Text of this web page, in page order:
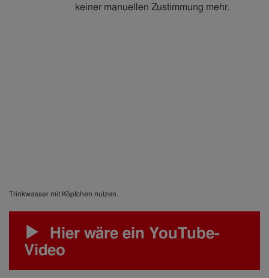
keiner manuellen Zustimmung mehr.
Trinkwasser mit Köpfchen nutzen.
Hier wäre ein YouTube-
Video